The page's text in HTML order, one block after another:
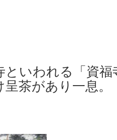
といわれる「資
茶があり一息。